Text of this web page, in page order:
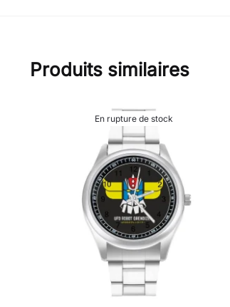
Produits similaires
En rupture de stock